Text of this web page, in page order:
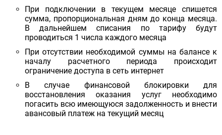
При подключении в текущем месяце спишется
сумма, пропорциональная дням до конца месяца.
В дальнейшем списания по тарифу будут
проводиться 1 числа каждого месяца
При отсутствии необходимой суммы на балансе к
началу расчетного периода происходит
ограничение доступа в сеть интернет
В случае финансовой блокировки для
восстановления оказания услуг необходимо
погасить всю имеющуюся задолженность и внести
авансовый платеж на текущий месяц